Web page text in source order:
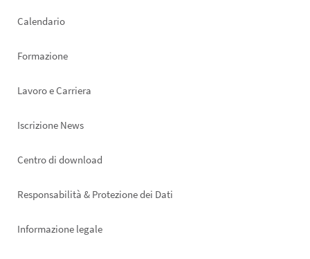
Calendario
Formazione
Lavoro e Carriera
Iscrizione News
Footer
Centro di download
Responsabilità & Protezione dei Dati
Informazione legale